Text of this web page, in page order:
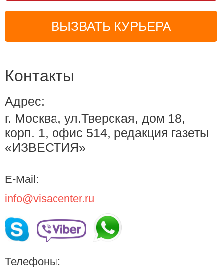
ВЫЗВАТЬ КУРЬЕРА
Контакты
Адрес:
г. Москва, ул.Тверская, дом 18,
корп. 1, офис 514, редакция газеты
«ИЗВЕСТИЯ»
E-Mail:
info@visacenter.ru
Телефоны: